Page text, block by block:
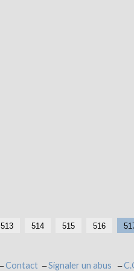
513 514 515 516
Contact Signaler un abus